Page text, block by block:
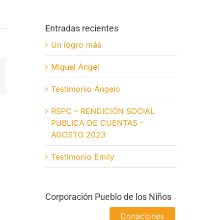
Entradas recientes
Un logro más
Miguel Ángel
Testimonio Ángelo
RSPC – RENDICIÓN SOCIAL
PUBLICA DE CUENTAS –
AGOSTO 2023
Testimonio Emily
Corporación Pueblo de los Niños
Donaciones